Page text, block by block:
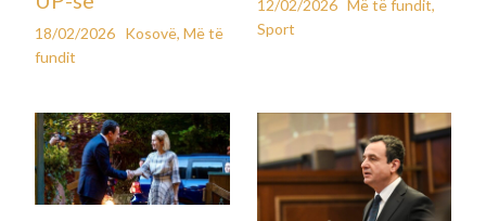
18/02/2026 Kosovë,Më të
fundit
12/02/2026 Më të fundit,
Sport